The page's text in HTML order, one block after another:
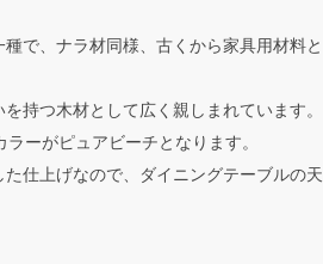
で、ナラ材同様、古くから家具用材料と
持つ木材として広く親しまれています。
ーがピュアビーチとなります。
仕上げなので、ダイニングテーブルの天